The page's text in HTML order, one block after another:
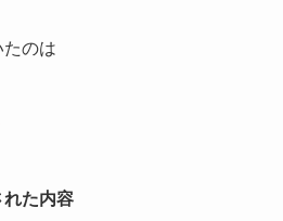
のは
れた内容